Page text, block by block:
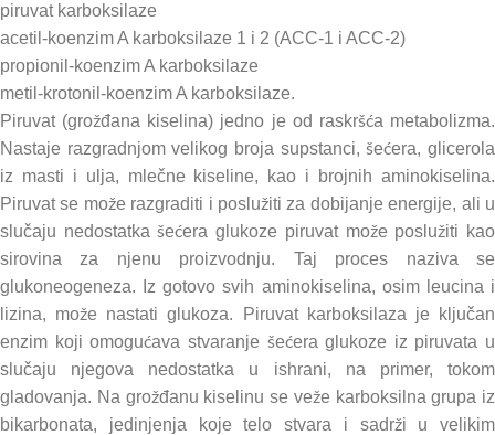
piruvat karboksilaze
acetil-koenzim A karboksilaze 1 i 2 (ACC-1 i ACC-2)
propionil-koenzim A karboksilaze
metil-krotonil-koenzim A karboksilaze.
Piruvat (grožđana kiselina) jedno je od raskršća metabolizma.
Nastaje razgradnjom velikog broja supstanci, šećera, glicerola
iz masti i ulja, mlečne kiseline, kao i brojnih aminokiselina.
Piruvat se može razgraditi i poslužiti za dobijanje energije, ali u
slučaju nedostatka šećera glukoze piruvat može poslužiti kao
sirovina za njenu proizvodnju. Taj proces naziva se
glukoneogeneza. Iz gotovo svih aminokiselina, osim leucina i
lizina, može nastati glukoza. Piruvat karboksilaza je ključan
enzim koji omogućava stvaranje šećera glukoze iz piruvata u
slučaju njegova nedostatka u ishrani, na primer, tokom
gladovanja. Na grožđanu kiselinu se veže karboksilna grupa iz
bikarbonata, jedinjenja koje telo stvara i sadrži u velikim